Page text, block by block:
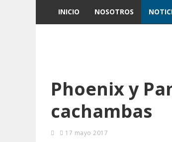
INICIO NOSOTROS
Phoenix y
cachambas
17 mayo 2017